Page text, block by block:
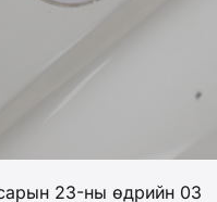
23-ны өдрийн 03